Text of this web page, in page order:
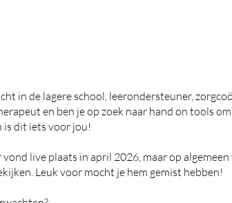
in de lagere school, leerondersteuner,
en ben je op zoek naar hand on tools
is dit iets voor jou!
vond live plaats in april 2026, maar op
Leuk voor mocht je hem gemist hebben!